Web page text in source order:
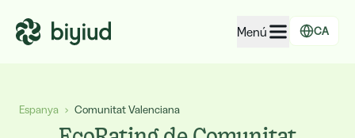
Menú
EcoRating de territoris
CA
Espanya › Comunitat Valenciana